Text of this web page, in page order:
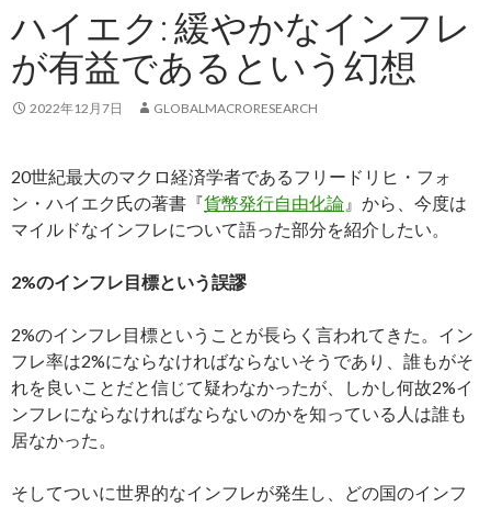
ハイエク: 緩やかなインフレ
が有益であるという幻想
2022年12月7日 GLOBALMACRORESEARCH
20世紀最大のマクロ経済学者であるフリードリヒ・フォ
ン・ハイエク氏の著書『貨幣発行自由化論 』から、今度は
マイルドなインフレについて語った部分を紹介したい。
2%のインフレ目標という誤謬
2%のインフレ目標ということが長らく言われてきた。イン
フレ率は2%にならなければならないそうであり、誰もがそ
れを良いことだと信じて疑わなかったが、しかし何故2%イ
ンフレにならなければならないのかを知っている人は誰も
居なかった。
そしてついに世界的なインフレが発生し、どの国のインフ